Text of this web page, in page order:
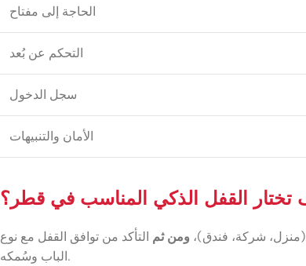
الحاجة إلى مفتاح
التحكم عن بُعد
سجل الدخول
الأمان والتنبيهات
تختار القفل الذكي المناسب في قطر؟
(منزل، شركة، فندق)، ومن ثم التأكد من توافق القفل مع نوع
الباب وسُمكه.